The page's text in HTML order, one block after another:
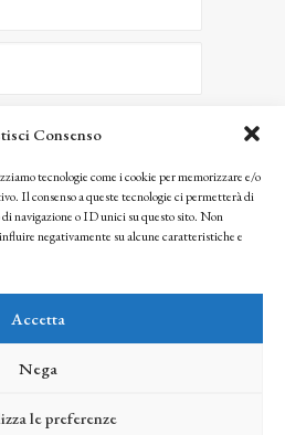
Consenso
tecnologie come i cookie per memorizzare e/o
Il consenso a queste tecnologie ci permetterà di
navigazione o ID unici su questo sito. Non
negativamente su alcune caratteristiche e
Accetta
Nega
le preferenze
ISCRIVITI
che le tue informazioni saranno trattate
dei diritti e dell’Istituto Matteucci
credits